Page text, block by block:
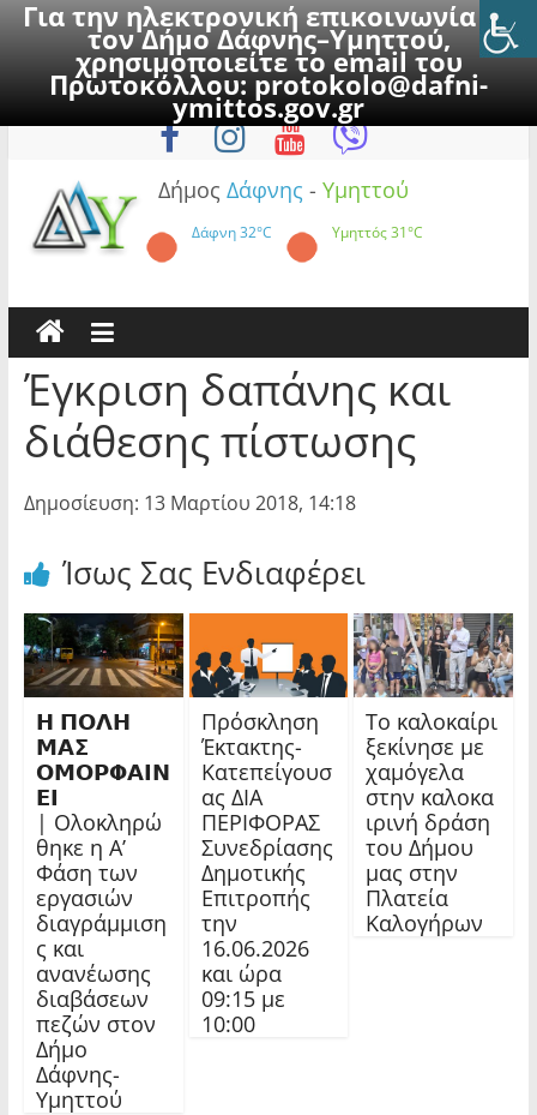
Για την ηλεκτρονική επικοινωνία με
τον Δήμο Δάφνης–Υμηττού,
χρησιμοποιείτε το email του
Πρωτοκόλλου:protokolo@dafni-
ymittos.gov.gr
to
Κυριακή, 9 Αυγούστου 2026
Δήμος Δάφνης - Υμηττού
Δάφνη32°C Υμηττός31°C
Έγκριση δαπάνης και
διάθεσης πίστωσης
Δημοσίευση: 13 Μαρτίου 2018, 14:18
Ίσως Σας Ενδιαφέρει
𝝜 𝝥𝝤𝝠𝝜
𝝡𝝖𝝨
𝝤𝝡𝝤𝝦𝝫𝝖𝝞𝝢
𝝚𝝞
| Ολοκληρώ
θηκε η Α’
Φάση των
εργασιών
διαγράμμιση
ς και
ανανέωσης
διαβάσεων
πεζών στον
Δήμο
Δάφνης-
Υμηττού
Πρόσκληση
Έκτακτης-
Κατεπείγουσ
ας ΔΙΑ
ΠΕΡΙΦΟΡΑΣ
Συνεδρίασης
Δημοτικής
Επιτροπής
την
16.06.2026
και ώρα
09:15 με
10:00
Το καλοκαίρι
ξεκίνησε με
χαμόγελα
στην καλοκα
ιρινή δράση
του Δήμου
μας στην
Πλατεία
Καλογήρων